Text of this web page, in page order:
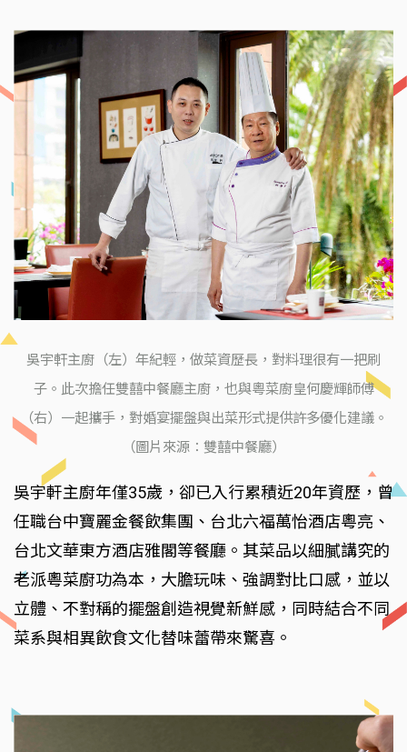
吳宇軒主廚（左）年紀輕，做菜資歷長，對料理很有一把刷
子。此次擔任雙囍中餐廳主廚，也與粵菜廚皇何慶輝師傅
（右）一起攜手，對婚宴擺盤與出菜形式提供許多優化建議。
（圖片來源：雙囍中餐廳）
吳宇軒主廚年僅35歲，卻已入行累積近20年資歷，曾
任職台中寶麗金餐飲集團、台北六福萬怡酒店粵亮、
台北文華東方酒店雅閣等餐廳。其菜品以細膩講究的
老派粵菜廚功為本，大膽玩味、強調對比口感，並以
立體、不對稱的擺盤創造視覺新鮮感，同時結合不同
菜系與相異飲食文化替味蕾帶來驚喜。